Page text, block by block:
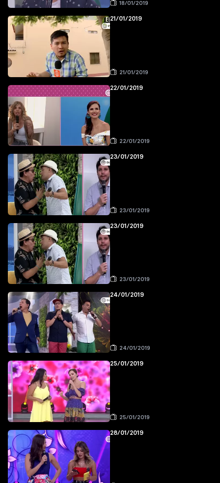
18/01/2019
21/01/2019
21/01/2019
22/01/2019
22/01/2019
23/01/2019
23/01/2019
23/01/2019
23/01/2019
24/01/2019
24/01/2019
25/01/2019
25/01/2019
28/01/2019